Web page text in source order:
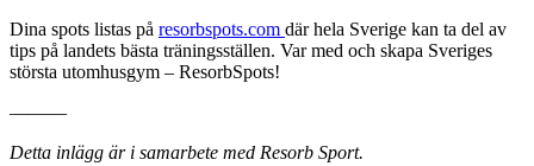
Dina spots listas på resorbspots.com där hela Sverige kan ta del av
tips på landets bästa träningsställen. Var med och skapa Sveriges
största utomhusgym – ResorbSpots!
———
Detta inlägg är i samarbete med Resorb Sport.